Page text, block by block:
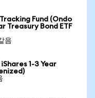
Fund (Ondo
Treasury Bond ETF
음
1-3 Year